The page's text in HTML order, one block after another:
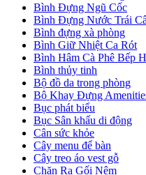
Bình Đựng Ngũ Cốc
Bình Đựng Nước Trái
Bình đựng xà phòng
Bình Giữ Nhiệt Ca Rót
Bình Hâm Cà Phê Bếp
Bình thủy tinh
Bộ đồ da trong phòng
Bộ Khay Đựng
Bục phát biểu
Bục Sân khấu di động
Cân sức khỏe
Cây menu để bàn
Cây treo áo vest gỗ
Chăn Ra Gối Nệm